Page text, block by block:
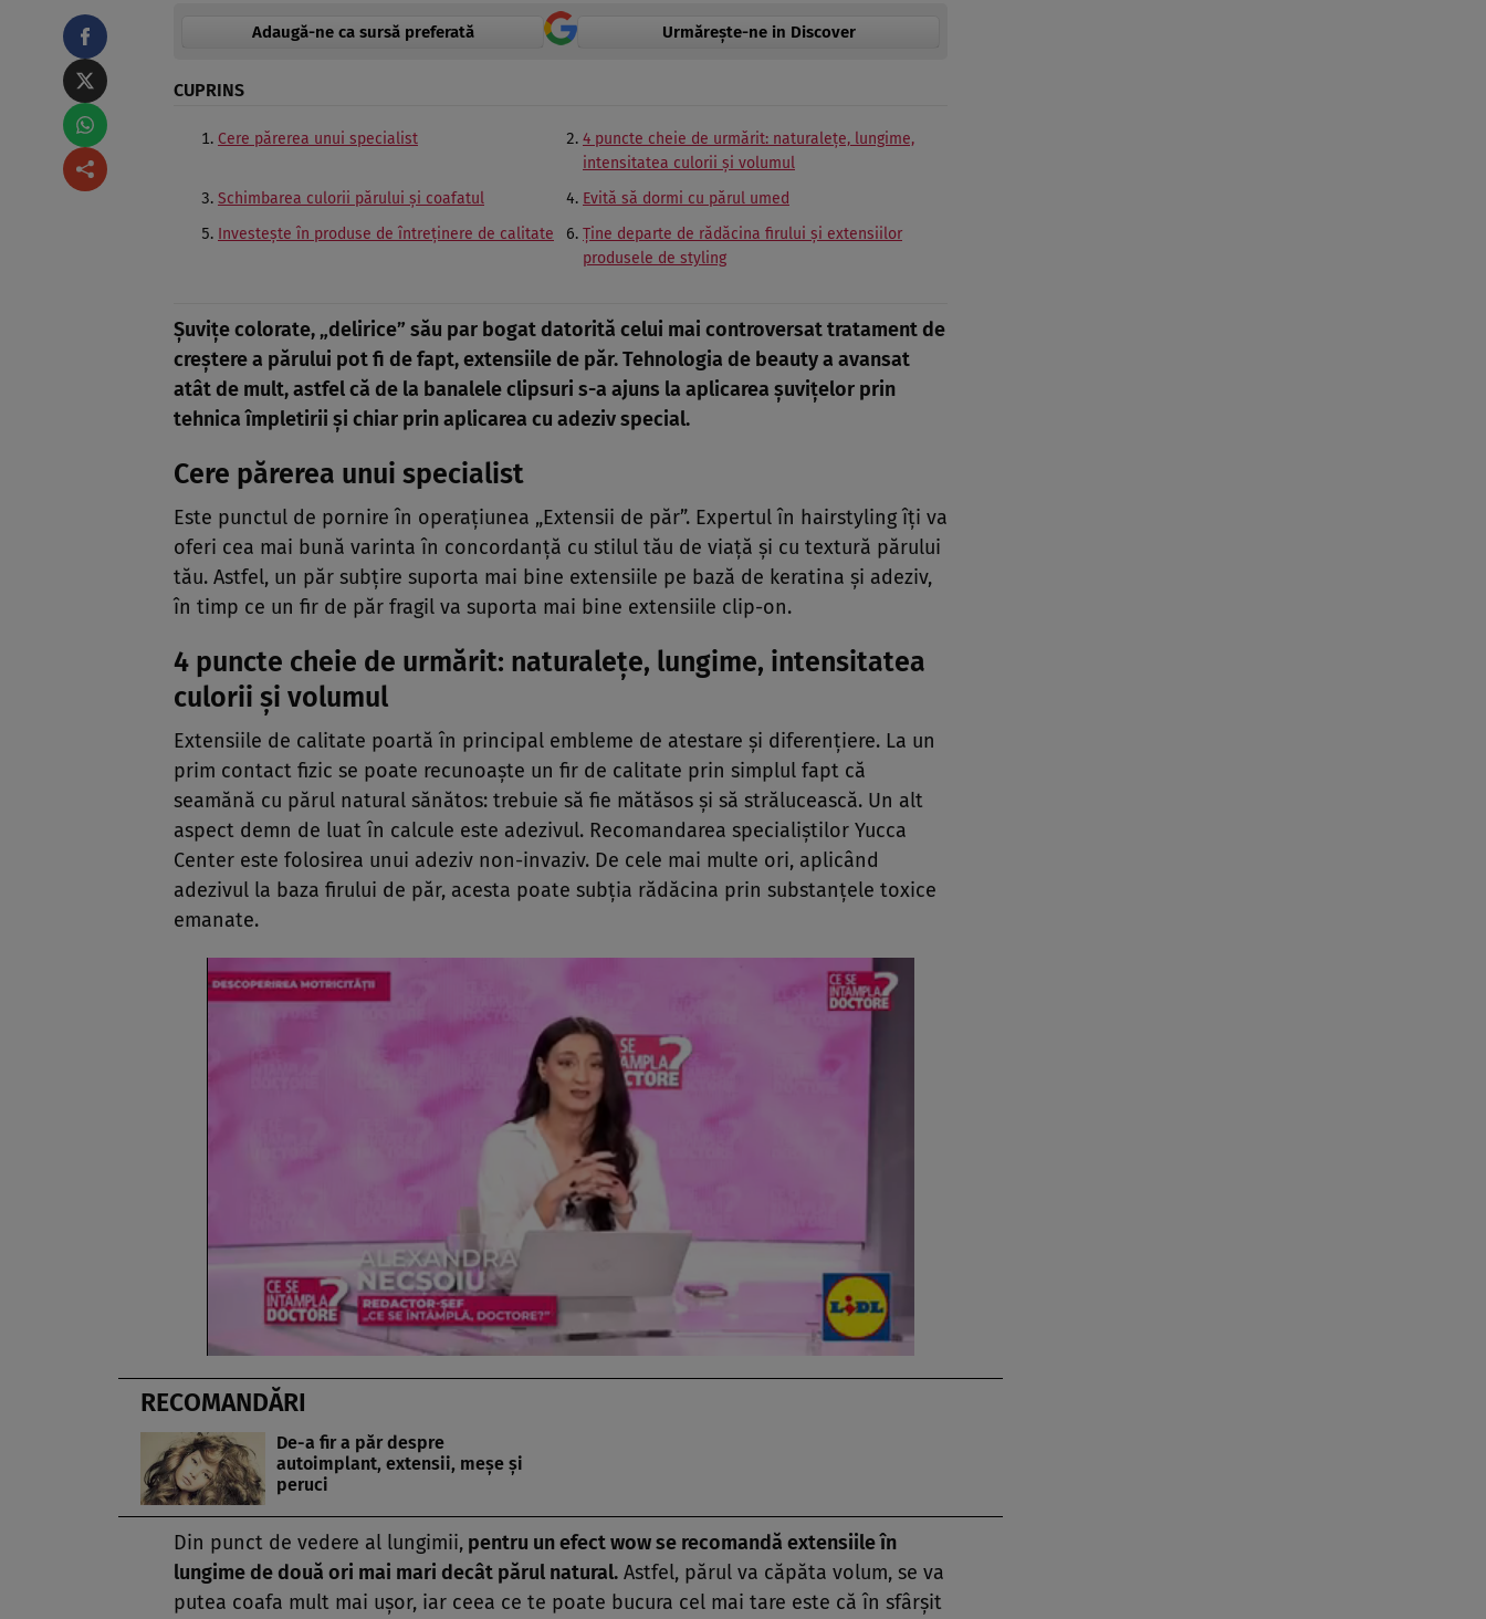
Adaugă-ne ca sursă preferată Urmărește-ne in Discover
CUPRINS
Cere părerea unui specialist
4 puncte cheie de urmărit: naturaleţe, lungime,
intensitatea culorii şi volumul
Schimbarea culorii părului şi coafatul
Evită să dormi cu părul umed
Investeşte în produse de întreţinere de calitate
Ţine departe de rădăcina firului şi extensiilor
produsele de styling
Şuviţe colorate, „delirice” său par bogat datorită celui mai controversat tratament de
creştere a părului pot fi de fapt, extensiile de păr. Tehnologia de beauty a avansat
atât de mult, astfel că de la banalele clipsuri s-a ajuns la aplicarea şuviţelor prin
tehnica împletirii şi chiar prin aplicarea cu adeziv special.
Cere părerea unui specialist
Este punctul de pornire în operaţiunea „Extensii de păr”. Expertul în hairstyling îţi va
oferi cea mai bună varinta în concordanţă cu stilul tău de viaţă şi cu textură părului
tău. Astfel, un păr subţire suporta mai bine extensiile pe bază de keratina şi adeziv,
în timp ce un fir de păr fragil va suporta mai bine extensiile clip-on.
4 puncte cheie de urmărit: naturaleţe, lungime, intensitatea
culorii şi volumul
Extensiile de calitate poartă în principal embleme de atestare şi diferenţiere. La un
prim contact fizic se poate recunoaşte un fir de calitate prin simplul fapt că
seamănă cu părul natural sănătos: trebuie să fie mătăsos şi să strălucească. Un alt
aspect demn de luat în calcule este adezivul. Recomandarea specialiştilor Yucca
Center este folosirea unui adeziv non-invaziv. De cele mai multe ori, aplicând
adezivul la baza firului de păr, acesta poate subţia rădăcina prin substanţele toxice
emanate.
RECOMANDĂRI
De-a fir a păr despre
autoimplant, extensii, meşe şi
peruci
Din punct de vedere al lungimii, pentru un efect wow se recomandă extensiile în
lungime de două ori mai mari decât părul natural. Astfel, părul va căpăta volum, se va
putea coafa mult mai uşor, iar ceea ce te poate bucura cel mai tare este că în sfârşit